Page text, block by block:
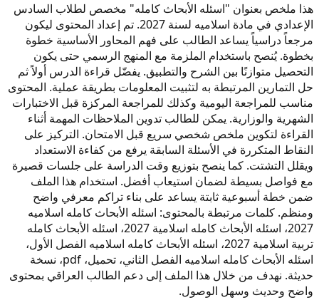
هذا ملخص بعنوان "اسئله الأبحاث كامله" مخصص لطلاب السادس
الإعدادي في مادة اسلاميه لسنة 2027. تم إعداد المحتوى ليكون
مرجعاً دراسياً يساعد الطالب على فهم المحاور الأساسية خطوة
بخطوة. يُنصح باستخدام الملزمة مع المنهج الرسمي حتى يكون
التحصيل متوازنًا بين الشرح والتطبيق. يفضّل قراءة الدرس أولاً ثم
حل التمارين المرتبطة به لتثبيت المعلومات بطريقة عملية. المحتوى
مناسب للمراجعة اليومية وكذلك للمراجعة المركزة قبل الاختبارات
الشهرية والوزارية. يمكن للطالب تدوين الملاحظات المهمة أثناء
القراءة لتكوين ملخص شخصي سريع قبل الامتحان. التركيز على
النقاط المتكررة في الأسئلة السابقة يرفع من كفاءة الاستعداد
ويقلل التشتت. كما ينصح بتوزيع وقت الدراسة على جلسات قصيرة
مع فواصل بسيطة لضمان استيعاب أفضل. استخدام هذا الملف
ضمن خطة أسبوعية ثابتة يساعد على بناء تراكم معرفي واضح
ومنظم. كلمات مرتبطة بالمحتوى: اسئله الأبحاث كامله اسلاميه
2027، اسئله الأبحاث كامله اسلامية 2027، اسئله الأبحاث كامله
تربية اسلامية 2027، اسئله الأبحاث كامله اسلاميه الفصل الأول،
اسئله الأبحاث كامله اسلاميه الفصل الثاني، تحميل، pdf، نسخة
حديثة. نهدف من خلال هذا الملف إلى دعم الطالب العراقي بمحتوى
واضح وحديث وسهل الوصول.